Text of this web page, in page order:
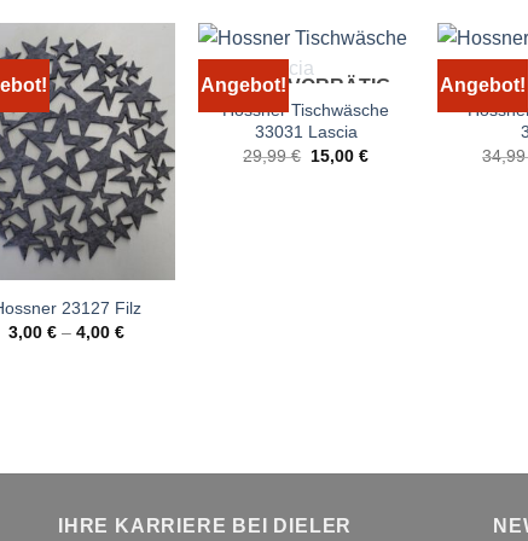
23127 Filz
3,00€ –4,00€
Angebot!
NICHT VORRÄTIG
Hossner Tischwäsche
33031 Lascia
29,99€ Ursprünglicher
15,00€Aktueller
Angebot!
IHRE KARRIERE BEI DIELER